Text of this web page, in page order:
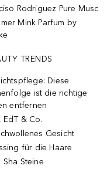
Rodriguez Pure Musc
Mink Parfum by
TRENDS
Diese
ist die richtige
entfernen
EdT & Co.
Gesicht
für die Haare
Sha Steine